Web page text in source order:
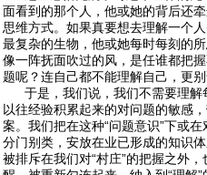
面看到的那个人，他或她的背后还
思维方式。如果真要想去理解一个
最复杂的生物，他或她每时每刻的
像一阵抚面吹过的风，是任谁都把
题呢？连自己都不能理解自己，更
于是，我们说，我们不需要理解
以往经验积累起来的对问题的敏感
案。我们把在这种“问题意识”下或
分门别类，安放在业已形成的知识
被排斥在我们对“村庄”的把握之外